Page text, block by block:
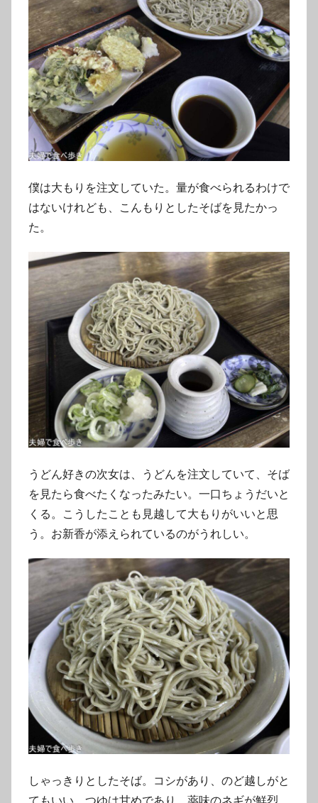
僕は大もりを注文していた。量が食べられるわけで
はないけれども、こんもりとしたそばを見たかっ
た。
うどん好きの次女は、うどんを注文していて、そば
を見たら食べたくなったみたい。一口ちょうだいと
くる。こうしたことも見越して大もりがいいと思
う。お新香が添えられているのがうれしい。
しゃっきりとしたそば。コシがあり、のど越しがと
てもいい。つゆは甘めであり、薬味のネギが鮮烈